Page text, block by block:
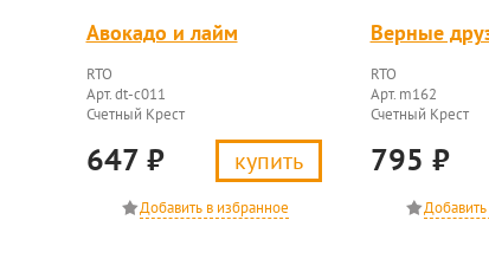
Авокадо и лайм
RTO
Арт. dt-c011
Счетный Крест
647 ₽ купить
Верные
RTO
Арт. m162
Счетный Крест
795 ₽